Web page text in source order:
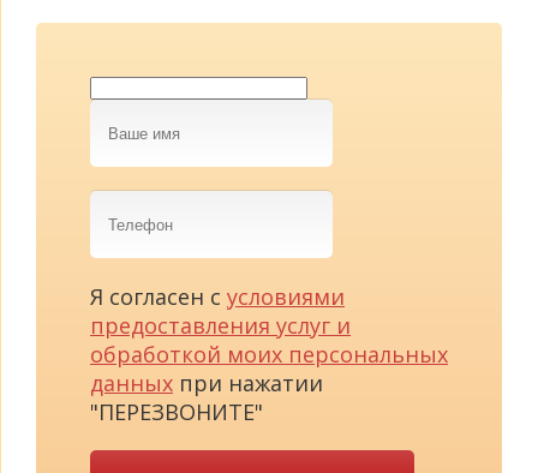
Ваше
имя
Телефон
Я согласен с условиями
предоставления услуг и
обработкой моих персональных
данных при нажатии
"ПЕРЕЗВОНИТЕ"